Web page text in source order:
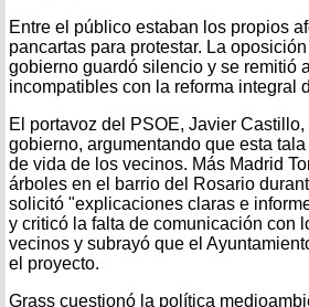
Entre el público estaban los propios
pancartas para protestar. La
gobierno guardó silencio y se remitió
incompatibles con la reforma integral
El portavoz del PSOE, Javier
gobierno, argumentando que esta
de vida de los vecinos. Más Madrid
árboles en el barrio del Rosario
solicitó "explicaciones claras e
y criticó la falta de comunicación con
vecinos y subrayó que el
el proyecto.
Grass cuestionó la política